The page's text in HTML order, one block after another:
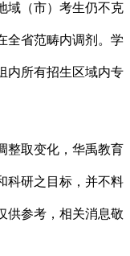
域（市）考生仍不克
全省范畴内调剂。学
内所有招生区域内专
取变化，华禹教育
科研之目标，并不料
供参考，相关消息敬